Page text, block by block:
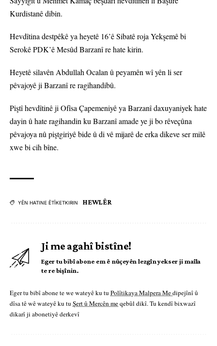
Kurdistanê dibin.
Hevdîtina destpêkê ya heyetê 16’ê Sibatê roja Yekşemê bi
Serokê PDK’ê Mesûd Barzanî re hate kirin.
Heyetê silavên Abdullah Ocalan û peyamên wî yên li ser
pêvajoyê ji Barzanî re ragihandibû.
Piştî hevdîtinê ji Ofîsa Çapemeniyê ya Barzanî daxuyaniyek hate
dayin û hate ragihandin ku Barzanî amade ye ji bo rêveçûna
pêvajoya nû piştgiriyê bide û di vê mijarê de erka dikeve ser milê
xwe bi cih bîne.
YÊN HATINE ÊTÎKETKIRIN HEWLÊR
Ji me agahî bistîne!
Eger tu bibî abone em ê nûçeyên lezgîn yekser ji maîla
te re bişînin.
Eger tu bibî abone te we wateyê ku tu Polîtikaya Malpera Medipejînî û
dîsa tê wê wateyê ku tu Şert û Mercên meqebûl dikî. Tu kendî bixwazî
dikarî ji abonetiyê derkevî